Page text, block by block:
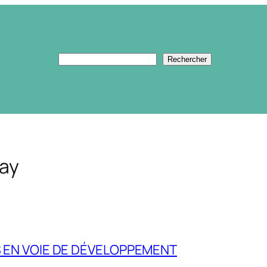
Rechercher Rechercher
VOIE DE DÉVELOPPEMENT